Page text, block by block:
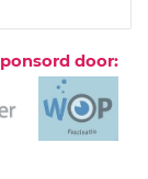
door: